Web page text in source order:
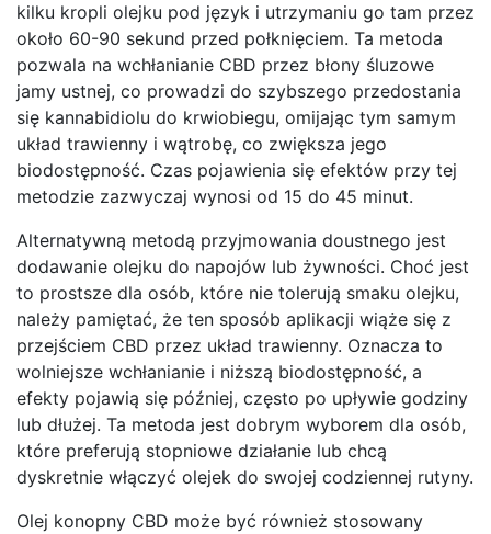
kilku kropli olejku pod język i utrzymaniu go tam przez
około 60-90 sekund przed połknięciem. Ta metoda
pozwala na wchłanianie CBD przez błony śluzowe
jamy ustnej, co prowadzi do szybszego przedostania
się kannabidiolu do krwiobiegu, omijając tym samym
układ trawienny i wątrobę, co zwiększa jego
biodostępność. Czas pojawienia się efektów przy tej
metodzie zazwyczaj wynosi od 15 do 45 minut.
Alternatywną metodą przyjmowania doustnego jest
dodawanie olejku do napojów lub żywności. Choć jest
to prostsze dla osób, które nie tolerują smaku olejku,
należy pamiętać, że ten sposób aplikacji wiąże się z
przejściem CBD przez układ trawienny. Oznacza to
wolniejsze wchłanianie i niższą biodostępność, a
efekty pojawią się później, często po upływie godziny
lub dłużej. Ta metoda jest dobrym wyborem dla osób,
które preferują stopniowe działanie lub chcą
dyskretnie włączyć olejek do swojej codziennej rutyny.
Olej konopny CBD może być również stosowany